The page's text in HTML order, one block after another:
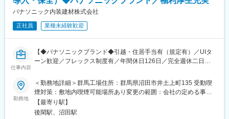
工事部9名
■ベストベンチャー100について
イシン株式会社が提供する法人向け有料会員制サービスです。
ャー企業100社が「ベストベンチャー100」として紹介されます。
■育成制度について：
当社の中途社員比率は76％！国内主要メーカー各機種に対応した
＜研修プログラムと社内資格制度（一例）＞
【STEP24】
修プログラム。座学・実機研修・現場研修で着実に技術を身に付
けることが可能です！
【社内資格制度】
独立系唯一の社内資格制度。当社の強みである高品質なメンテン
パナソニック内装建材株式会社
正社員 業種未経験歓迎
仕事内容
【◆パナソニックブランド◆引越・住居手当有（規定有）／UIタ
ーン歓迎／フレックス制度有／年間休日126日／完全週休二日制
■職務内容：
・主な担当業務は製造する為の設備の新規導入及び現状設備の保
全業務になります。
・時代背景、製造からの要望、設計からの要望に答えながら現状
勤務地
＜勤務地詳細＞群馬工場住所：群馬県沼田市井土上町135 受動喫
煙対策：敷地内喫煙可能場所あり変更の範囲：会社の定める事業
所【最寄り駅】
後閑駅、沼田駅